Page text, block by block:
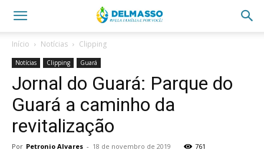
Início Notícias Clipping
Notícias Clipping Guará
Jornal do Guará: Parque do
Guará a caminho da
revitalização
Por Petronio Alvares - 18 de novembro de 2019 761